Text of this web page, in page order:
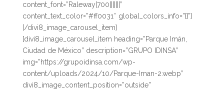
content_font=”Raleway|700|||||||”
content_text_color=”#ff0031″ global_colors_info=”{}”]
[/divi8_image_carousel_item]
[divi8_image_carousel_item heading=”Parque Imán,
Ciudad de México” description=”GRUPO IDINSA”
img=”https://grupoidinsa.com/wp-
content/uploads/2024/10/Parque-Iman-2.webp”
divi8_image_content_position=”outside”